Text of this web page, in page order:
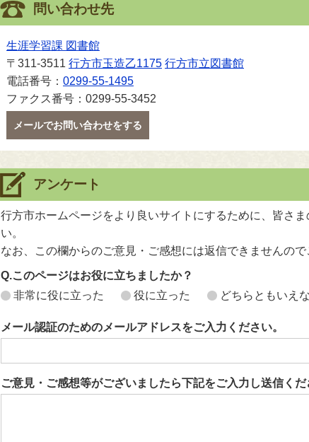
問い合わせ先
生涯学習課 図書館
〒311-3511 行方市玉造乙1175 行方市立図書館
電話番号： 0299-55-1495
ファクス番号：0299-55-3452
メールでお問い合わせをする
アンケート
行方市ホームページをより良いサイトにするために、皆さ
い。
なお、この欄からのご意見・ご感想には返信できませんの
Q.このページはお役に立ちましたか？
非常に役に立った
役に立った どちらともいえ
メール認証のためのメールアドレスをご入力ください。
ご意見・ご感想等がございましたら下記をご入力し送信くだ